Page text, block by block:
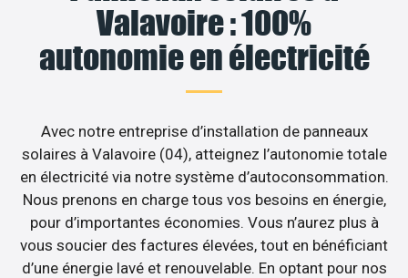
Valavoire : 100%
autonomie en électricité
Avec notre entreprise d’installation de panneaux
solaires à Valavoire (04), atteignez l’autonomie totale
en électricité via notre système d’autoconsommation.
Nous prenons en charge tous vos besoins en énergie,
pour d’importantes économies. Vous n’aurez plus à
vous soucier des factures élevées, tout en bénéficiant
d’une énergie lavé et renouvelable. En optant pour nos